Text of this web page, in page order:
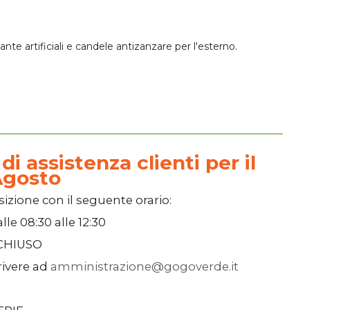
artificiali e candele antizanzare per l'esterno.
assistenza clienti per il
con il seguente orario:
08:30 alle 12:30
ad amministrazione@gogoverde.it